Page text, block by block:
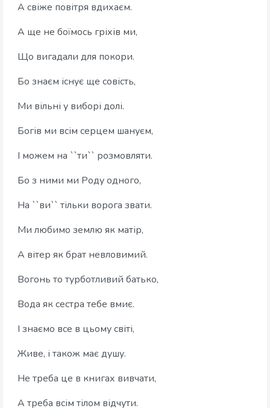
А свіже повітря вдихаєм.
А ще не боїмось гріхів ми,
Що вигадали для покори.
Бо знаєм існує ще совість,
Ми вільні у виборі долі.
Богів ми всім серцем шануєм,
І можем на ``ти`` розмовляти.
Бо з ними ми Роду одного,
На ``ви`` тільки ворога звати.
Ми любимо землю як матір,
А вітер як брат невловимий.
Вогонь то турботливий батько,
Вода як сестра тебе вмиє.
І знаємо все в цьому світі,
Живе, і також має душу.
Не треба це в книгах вивчати,
А треба всім тілом відчути.